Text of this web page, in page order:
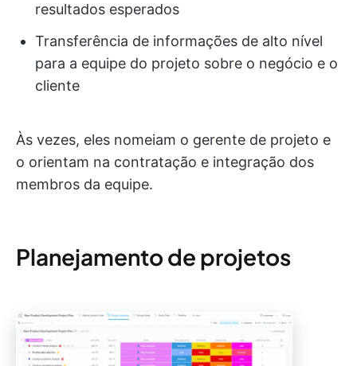
resultados esperados
Transferência de informações de alto nível
para a equipe do projeto sobre o negócio e o
cliente
Às vezes, eles nomeiam o gerente de projeto e
o orientam na contratação e integração dos
membros da equipe.
Planejamento de projetos